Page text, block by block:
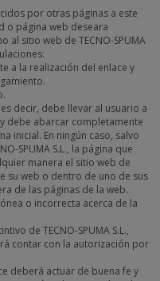
por otras páginas a este
o página web deseara
al sitio web de TECNO-SPUMA
a la realización del enlace y
decir, debe llevar al usuario a
y debe abarcar completamente
inicial. En ningún caso, salvo
SPUMA S.L., la página que
manera el sitio web de
su web o dentro de uno de sus
de las páginas de la web.
o incorrecta acerca de la
de TECNO-SPUMA S.L.,
contar con la autorización por
deberá actuar de buena fe y